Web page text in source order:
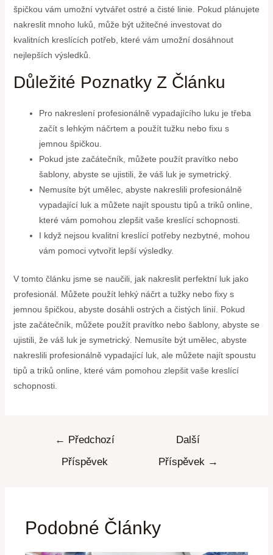
špičkou vám umožní vytvářet ostré a čisté linie. Pokud plánujete
nakreslit mnoho luků, může být užitečné investovat do
kvalitních kreslících potřeb, které vám umožní dosáhnout
nejlepších výsledků.
Důležité Poznatky Z Článku
Pro nakreslení profesionálně vypadajícího luku je třeba
začít s lehkým náčrtem a použít tužku nebo fixu s
jemnou špičkou.
Pokud jste začátečník, můžete použít pravítko nebo
šablony, abyste se ujistili, že váš luk je symetrický.
Nemusíte být umělec, abyste nakreslili profesionálně
vypadající luk a můžete najít spoustu tipů a triků online,
které vám pomohou zlepšit vaše kreslící schopnosti.
I když nejsou kvalitní kreslící potřeby nezbytné, mohou
vám pomoci vytvořit lepší výsledky.
V tomto článku jsme se naučili, jak nakreslit perfektní luk jako
profesionál. Můžete použít lehký náčrt a tužky nebo fixy s
jemnou špičkou, abyste dosáhli ostrých a čistých linií. Pokud
jste začátečník, můžete použít pravítko nebo šablony, abyste se
ujistili, že váš luk je symetrický. Nemusíte být umělec, abyste
nakreslili profesionálně vypadající luk, ale můžete najít spoustu
tipů a triků online, které vám pomohou zlepšit vaše kreslící
schopnosti.
← Předchozí
Příspěvek
Další
Příspěvek →
Podobné Články